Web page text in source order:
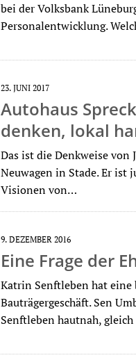
bei der Volksbank
Personalentwicklung.
23. JUNI 2017
Autohaus
denken, lokal
Das ist die Denkweise
Neuwagen in Stade. Er ist
Visionen von…
9. DEZEMBER 2016
Eine Frage der
Katrin Senftleben hat eine
Bauträgergeschäft. Sen
Senftleben hautnah,